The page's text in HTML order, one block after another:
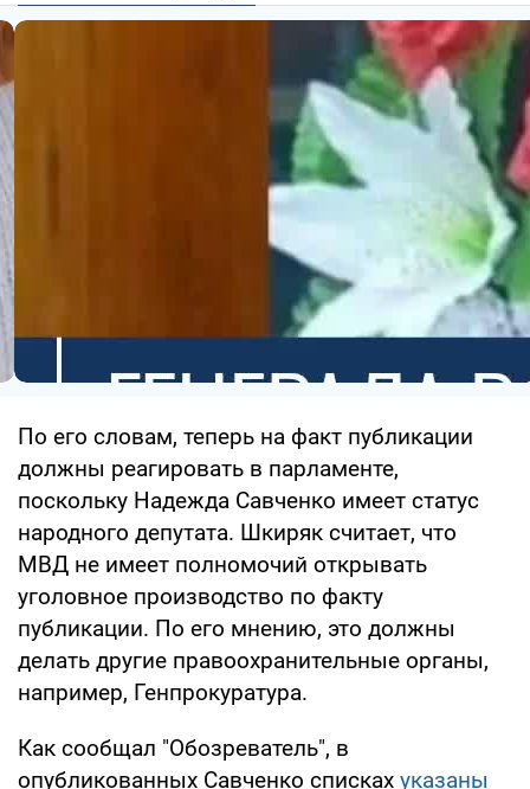
По его словам, теперь на факт публикации
должны реагировать в парламенте,
поскольку Надежда Савченко имеет статус
народного депутата. Шкиряк считает, что
МВД не имеет полномочий открывать
уголовное производство по факту
публикации. По его мнению, это должны
делать другие правоохранительные органы,
например, Генпрокуратура.
Как сообщал "Обозреватель", в
опубликованных Савченко списках указаны